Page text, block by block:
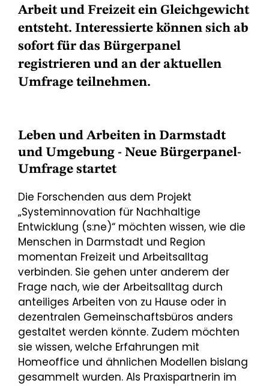
Arbeit und Freizeit ein Gleichgewicht
entsteht. Interessierte können sich ab
sofort für das Bürgerpanel
registrieren und an der aktuellen
Umfrage teilnehmen.
Leben und Arbeiten in Darmstadt
und Umgebung - Neue Bürgerpanel-
Umfrage startet
Die Forschenden aus dem Projekt
„Systeminnovation für Nachhaltige
Entwicklung (s:ne)“ möchten wissen, wie die
Menschen in Darmstadt und Region
momentan Freizeit und Arbeitsalltag
verbinden. Sie gehen unter anderem der
Frage nach, wie der Arbeitsalltag durch
anteiliges Arbeiten von zu Hause oder in
dezentralen Gemeinschaftsbüros anders
gestaltet werden könnte. Zudem möchten
sie wissen, welche Erfahrungen mit
Homeoffice und ähnlichen Modellen bislang
gesammelt wurden. Als Praxispartnerin im